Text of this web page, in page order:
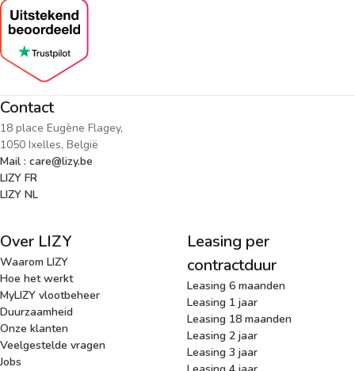
Contact
18 place Eugène Flagey,
1050 Ixelles, België
Mail : care@lizy.be
LIZY FR
LIZY NL
Over LIZY
Waarom LIZY
Hoe het werkt
MyLIZY vlootbeheer
Duurzaamheid
Onze klanten
Veelgestelde vragen
Jobs
Leasing per
contractduur
Leasing 6 maanden
Leasing 1 jaar
Leasing 18 maanden
Leasing 2 jaar
Leasing 3 jaar